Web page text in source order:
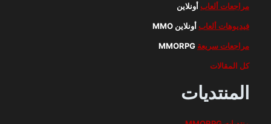
مراجعات ألعاب أونلاين
فيديوهات ألعاب أونلاين MMO
مراجعات سريعة
كل المقالات
المنتديات